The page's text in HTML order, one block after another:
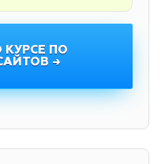
КУРСЕ ПО
→